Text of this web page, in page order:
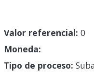
Valor referencial: 0
Moneda:
Tipo de proceso: